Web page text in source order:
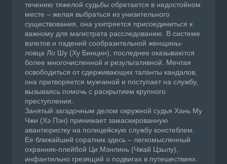
течению тяжелой судьбы обретается в недостойном
месте – желая выбраться из унизительного
существования, она ухитряется присоединиться к
важному для магистрата расследованию. В системе
взлетов и падений сообразительной женщины-
ловца Ло Шу (Ху Бинцин), последнее оказываются
более многочисленной и результативной. Мечтая
освободиться от сдерживающих таланты кандалов,
она притворяется мужчиной и поступает на службу,
вызываясь помочь с раскрытием крупного
преступления.
Занятый загадочным делом окружной судья Хань Му
Чжи (Хэ Пэн) принимает замаскированную
авантюристку на полицейскую службу констеблем.
Ее ближайший соратник здесь – легкомысленный
охранник-плейбой Ци Мэнлинь (Чжай Цзылу),
инфантильно грезящий о подвигах в путешествиях.